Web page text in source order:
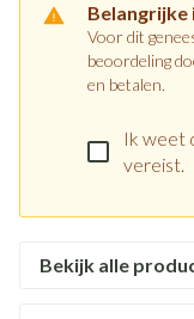
Voor dit
beoordeling
en betalen.
Ik weet
vereist.
Bekijk alle